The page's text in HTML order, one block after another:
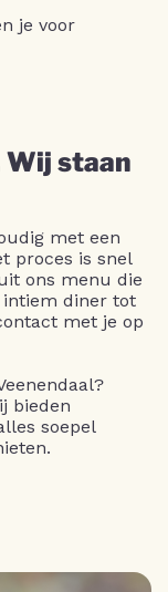
je voor
Wij staan
met een
proces is snel
ons menu die
intiem diner tot
met je op
bieden
soepel